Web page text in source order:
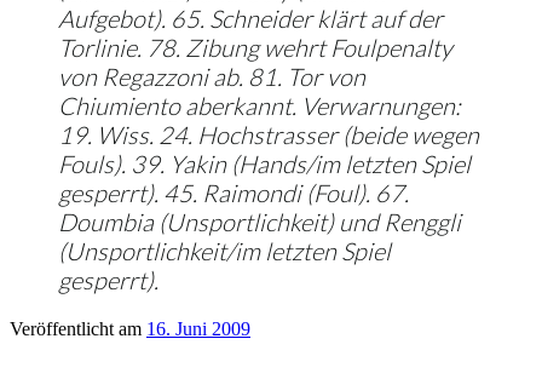
Aufgebot). 65. Schneider klärt auf der
Torlinie. 78. Zibung wehrt Foulpenalty
von Regazzoni ab. 81. Tor von
Chiumiento aberkannt. Verwarnungen:
19. Wiss. 24. Hochstrasser (beide wegen
Fouls). 39. Yakin (Hands/im letzten Spiel
gesperrt). 45. Raimondi (Foul). 67.
Doumbia (Unsportlichkeit) und Renggli
(Unsportlichkeit/im letzten Spiel
gesperrt).
Veröffentlicht am 16. Juni 2009